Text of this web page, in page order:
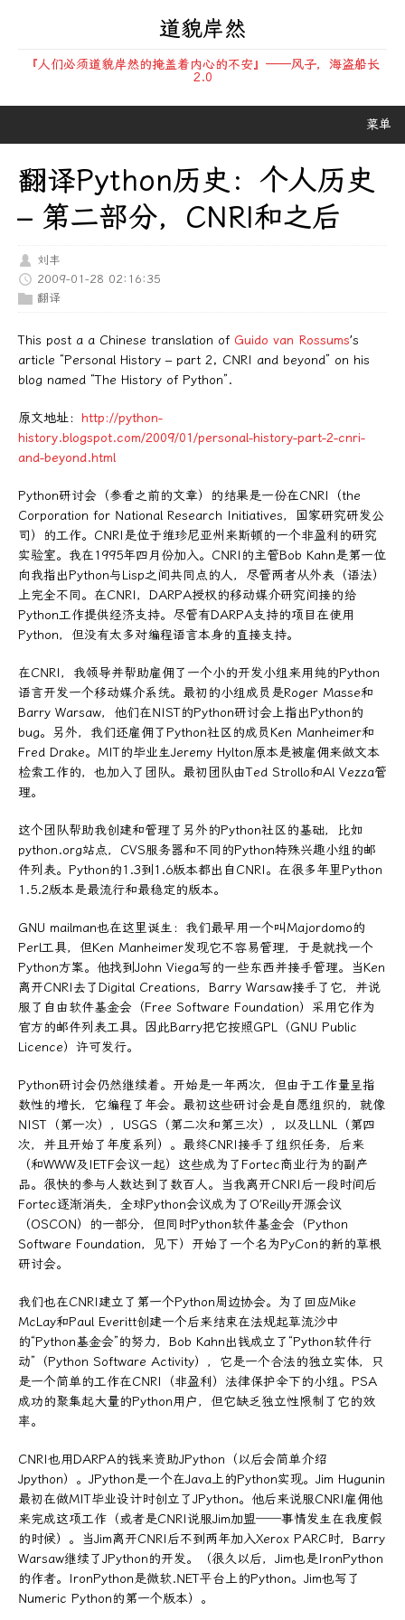
道貌岸然
『人们必须道貌岸然的掩盖着内心的不安』——风子，海盗船长
2.0
菜单
翻译Python历史：个人历史
– 第二部分，CNRI和之后
刘丰
2009-01-28 02:16:35
翻译
This post a a Chinese translation of Guido van Rossums’s
article “Personal History – part 2, CNRI and beyond” on his
blog named “The History of Python”.
原文地址： http://python-
history.blogspot.com/2009/01/personal-history-part-2-cnri-
and-beyond.html
Python研讨会（参看之前的文章）的结果是一份在CNRI（the
Corporation for National Research Initiatives，国家研究研发公
司）的工作。CNRI是位于维珍尼亚州来斯顿的一个非盈利的研究
实验室。我在1995年四月份加入。CNRI的主管Bob Kahn是第一位
向我指出Python与Lisp之间共同点的人，尽管两者从外表（语法）
上完全不同。在CNRI，DARPA授权的移动媒介研究间接的给
Python工作提供经济支持。尽管有DARPA支持的项目在使用
Python，但没有太多对编程语言本身的直接支持。
在CNRI，我领导并帮助雇佣了一个小的开发小组来用纯的Python
语言开发一个移动媒介系统。最初的小组成员是Roger Masse和
Barry Warsaw，他们在NIST的Python研讨会上指出Python的
bug。另外，我们还雇佣了Python社区的成员Ken Manheimer和
Fred Drake。MIT的毕业生Jeremy Hylton原本是被雇佣来做文本
检索工作的，也加入了团队。最初团队由Ted Strollo和Al Vezza管
理。
这个团队帮助我创建和管理了另外的Python社区的基础，比如
python.org站点，CVS服务器和不同的Python特殊兴趣小组的邮
件列表。Python的1.3到1.6版本都出自CNRI。在很多年里Python
1.5.2版本是最流行和最稳定的版本。
GNU mailman也在这里诞生：我们最早用一个叫Majordomo的
Perl工具，但Ken Manheimer发现它不容易管理，于是就找一个
Python方案。他找到John Viega写的一些东西并接手管理。当Ken
离开CNRI去了Digital Creations，Barry Warsaw接手了它，并说
服了自由软件基金会（Free Software Foundation）采用它作为
官方的邮件列表工具。因此Barry把它按照GPL（GNU Public
Licence）许可发行。
Python研讨会仍然继续着。开始是一年两次，但由于工作量呈指
数性的增长，它编程了年会。最初这些研讨会是自愿组织的，就像
NIST（第一次），USGS（第二次和第三次），以及LLNL（第四
次，并且开始了年度系列）。最终CNRI接手了组织任务，后来
（和WWW及IETF会议一起）这些成为了Fortec商业行为的副产
品。很快的参与人数达到了数百人。当我离开CNRI后一段时间后
Fortec逐渐消失，全球Python会议成为了O’Reilly开源会议
（OSCON）的一部分，但同时Python软件基金会（Python
Software Foundation，见下）开始了一个名为PyCon的新的草根
研讨会。
我们也在CNRI建立了第一个Python周边协会。为了回应Mike
McLay和Paul Everitt创建一个后来结束在法规起草流沙中
的“Python基金会”的努力，Bob Kahn出钱成立了“Python软件行
动”（Python Software Activity），它是一个合法的独立实体，只
是一个简单的工作在CNRI（非盈利）法律保护伞下的小组。PSA
成功的聚集起大量的Python用户，但它缺乏独立性限制了它的效
率。
CNRI也用DARPA的钱来资助JPython（以后会简单介绍
Jpython）。JPython是一个在Java上的Python实现。Jim Hugunin
最初在做MIT毕业设计时创立了JPython。他后来说服CNRI雇佣他
来完成这项工作（或者是CNRI说服Jim加盟──事情发生在我度假
的时候）。当Jim离开CNRI后不到两年加入Xerox PARC时，Barry
Warsaw继续了JPython的开发。（很久以后，Jim也是IronPython
的作者。IronPython是微软.NET平台上的Python。Jim也写了
Numeric Python的第一个版本）。